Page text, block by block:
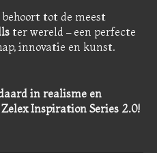
behoort tot de meest
ter wereld – een perfecte
innovatie en kunst.
in realisme en
Inspiration Series 2.0!